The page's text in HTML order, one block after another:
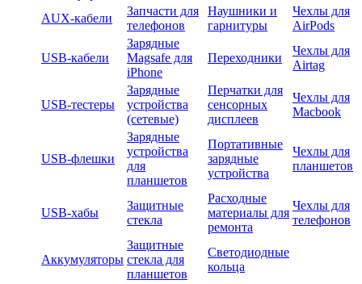
AUX-кабели
Запчасти для
телефонов
Наушники и
гарнитуры
Чехлы для
AirPods
USB-кабели
Зарядные
Magsafe для
iPhone
Переходники
Чехлы для
Airtag
USB-тестеры
Зарядные
устройства
(сетевые)
Перчатки для
сенсорных
дисплеев
Чехлы для
Macbook
USB-флешки
Зарядные
устройства
для
планшетов
Портативные
зарядные
устройства
Чехлы для
планшетов
USB-хабы
Защитные
стекла
Расходные
материалы для
ремонта
Чехлы для
телефонов
Аккумуляторы
Защитные
стекла для
планшетов
Светодиодные
кольца